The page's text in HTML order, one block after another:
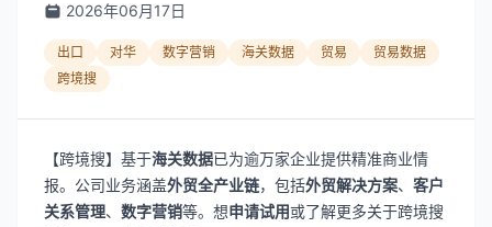
2026年06月17日
出口 对华 数字营销 海关数据 贸易
贸易数据
跨境搜
【跨境搜】基于海关数据已为逾万家企业提供精准商业情
报。公司业务涵盖外贸全产业链，包括外贸解决方案、 客户
关系管理、 数字营销等。想申请试用或了解更多关于跨境搜